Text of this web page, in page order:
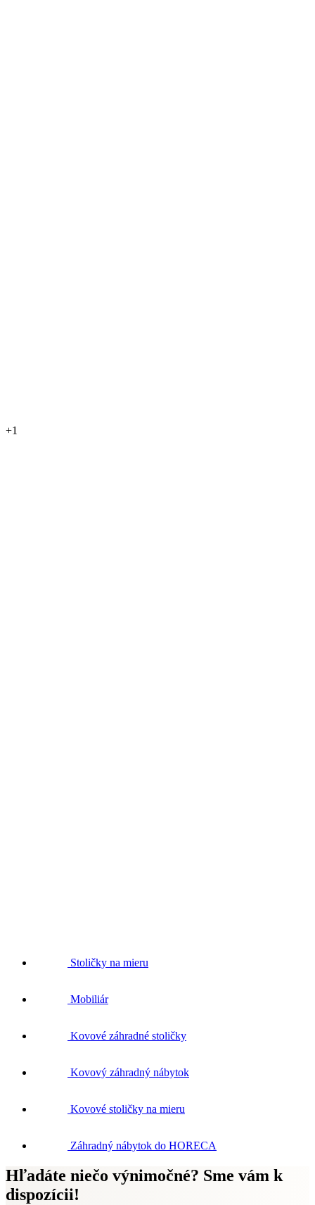
+1
Stoličky na mieru
Mobiliár
Kovové záhradné stoličky
Kovový záhradný nábytok
Kovové stoličky na mieru
Záhradný nábytok do HORECA
Hľadáte niečo výnimočné? Sme vám k
dispozícii!